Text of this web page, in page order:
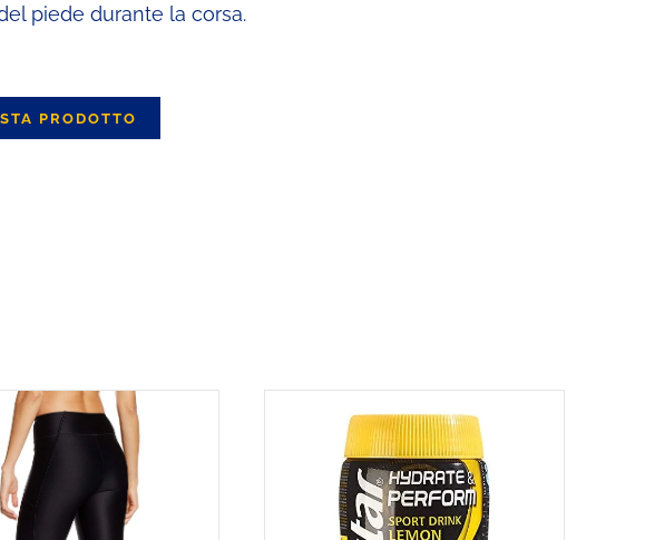
piede durante la corsa.
PRODOTTO